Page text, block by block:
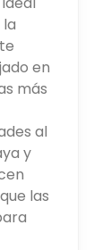
en
más
al
y
las